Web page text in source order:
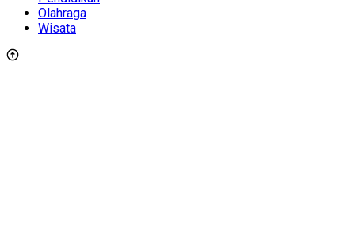
Olahraga
Wisata